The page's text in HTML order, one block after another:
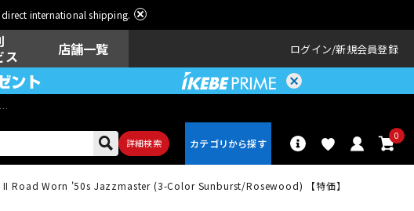
international shipping.
ス
店舗一覧 ログイン 新規会員登録
詳細検索
0
Road Worn '50s Jazzmaster (3-Color Sunburst/Rosewood) 【特価】